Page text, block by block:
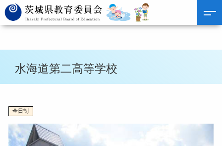
水海道第二高等学校
全日制